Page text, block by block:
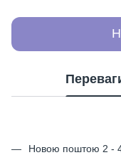
Новою поштою 2 - 4